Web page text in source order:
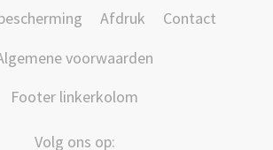
Afdruk
Contact
voorwaarden
Footer linkerkolom
Volg ons op: